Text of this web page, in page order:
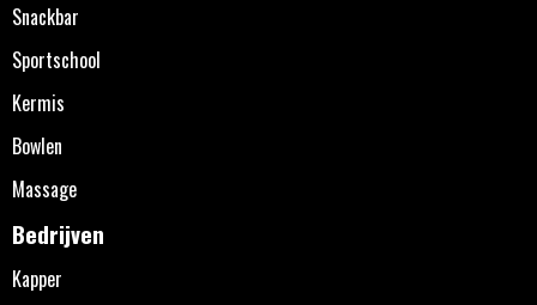
Snackbar
Sportschool
Kermis
Bowlen
Massage
Bedrijven
Kapper